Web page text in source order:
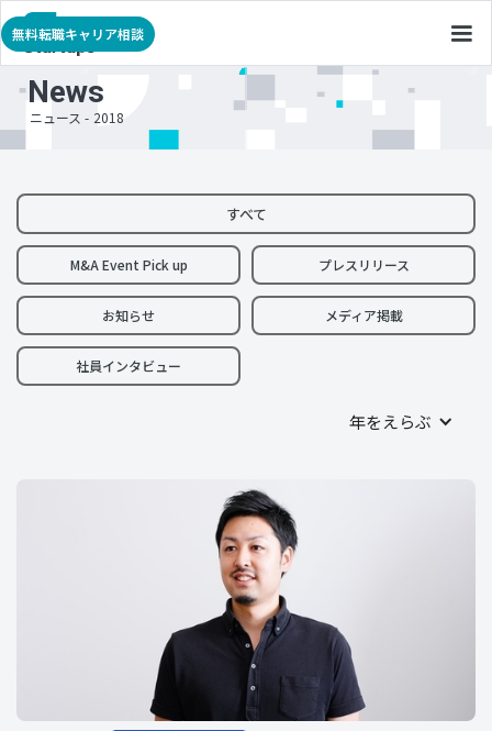
無料転職キャリア相談
News
ニュース - 2018
すべて
M&A Event Pick up プレスリリース
お知らせ メディア掲載
社員インタビュー
年をえらぶ